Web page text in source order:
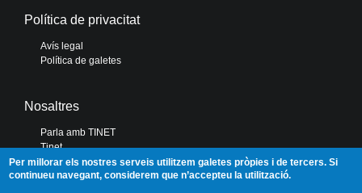
Política de privacitat
Avís legal
Política de galetes
Nosaltres
Parla amb TINET
Tinet
Diputació de Tarragona
Portal de Transparència
Per millorar els nostres serveis utilitzem galetes pròpies i de tercers. Si
continueu navegant, considerem que n’accepteu la utilització.